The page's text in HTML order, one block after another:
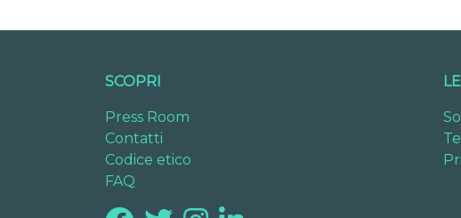
SCOPRI
Press Room
Contatti
Codice etico
FAQ